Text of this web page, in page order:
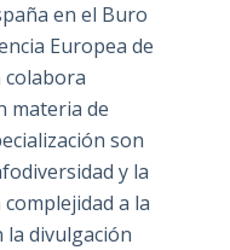
en el Buro
Europea de
colabora
materia de
son
y la
a la
divulgación